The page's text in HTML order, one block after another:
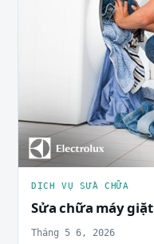
DỊCH VỤ SỬA CHỮA
Sửa chữa máy giặt
Tháng 5 6, 2026